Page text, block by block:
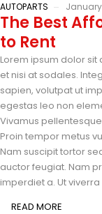
AUTOPARTS January
The Best
to Rent
Lorem ipsum dolor
et nisi at sodales.
sapien, volutpat ut
egestas leo non
Vivamus
Proin tempor metus
Nam suscipit tortor
auctor feugiat. Nam
imperdiet a. Ut
READ MORE